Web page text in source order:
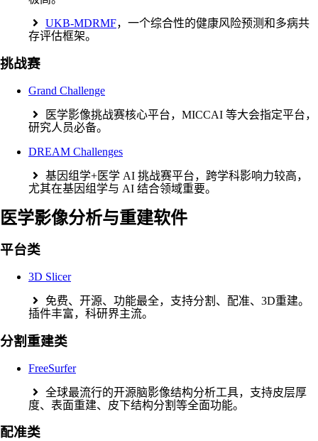
UKB-MDRMF，一个综合性的健康风险预测和多病共
存评估框架。
挑战赛
Grand Challenge
医学影像挑战赛核心平台，MICCAI 等大会指定平台，
研究人员必备。
DREAM Challenges
基因组学+医学 AI 挑战赛平台，跨学科影响力较高，
尤其在基因组学与 AI 结合领域重要。
医学影像分析与重建软件
平台类
3D Slicer
免费、开源、功能最全，支持分割、配准、3D重建。
插件丰富，科研界主流。
分割重建类
FreeSurfer
全球最流行的开源脑影像结构分析工具，支持皮层厚
度、表面重建、皮下结构分割等全面功能。
配准类